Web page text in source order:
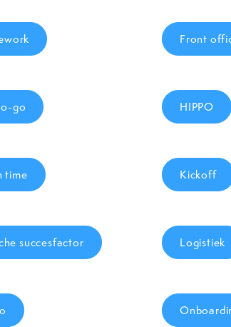
Front
go HIPPO
time Kickoff
succesfactor Logistiek